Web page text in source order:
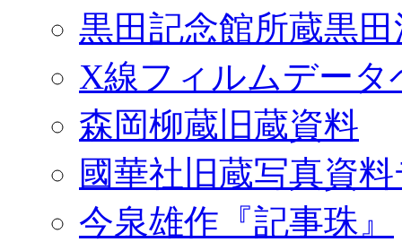
黒田記念館所蔵黒
X線フィルムデータ
森岡柳蔵旧蔵資料
國華社旧蔵写真資
今泉雄作『記事珠』